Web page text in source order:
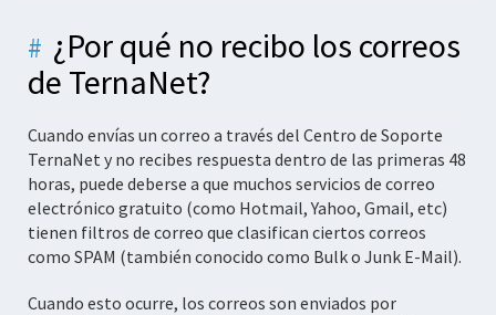
¿Por qué no recibo los correos
de TernaNet?
Cuando envías un correo a través del Centro de Soporte
TernaNet y no recibes respuesta dentro de las primeras 48
horas, puede deberse a que muchos servicios de correo
electrónico gratuito (como Hotmail, Yahoo, Gmail, etc)
tienen filtros de correo que clasifican ciertos correos
como SPAM (también conocido como Bulk o Junk E-Mail).
Cuando esto ocurre, los correos son enviados por